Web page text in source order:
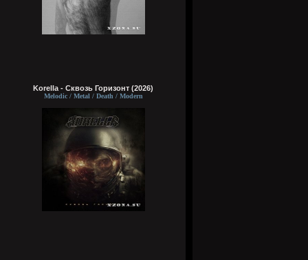
Korella - Сквозь Горизонт (2026)
Melodic / Metal / Death / Modern